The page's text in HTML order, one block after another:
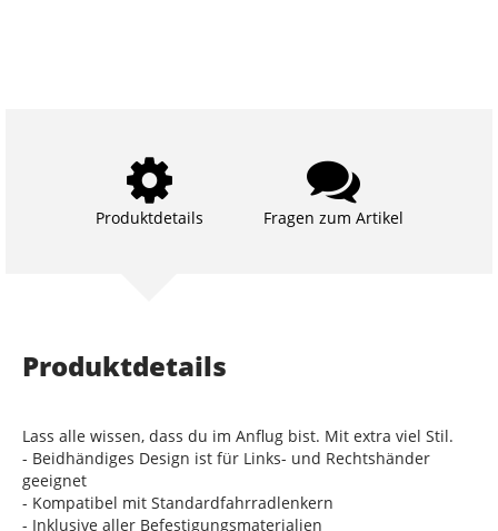
Produktdetails Fragen zum Artikel
Produktdetails
Lass alle wissen, dass du im Anflug bist. Mit extra viel Stil.
- Beidhändiges Design ist für Links- und Rechtshänder
geeignet
- Kompatibel mit Standardfahrradlenkern
- Inklusive aller Befestigungsmaterialien